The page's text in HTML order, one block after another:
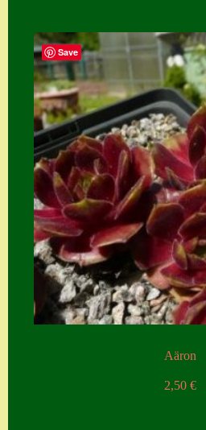
Save
Aäron
2,50 €